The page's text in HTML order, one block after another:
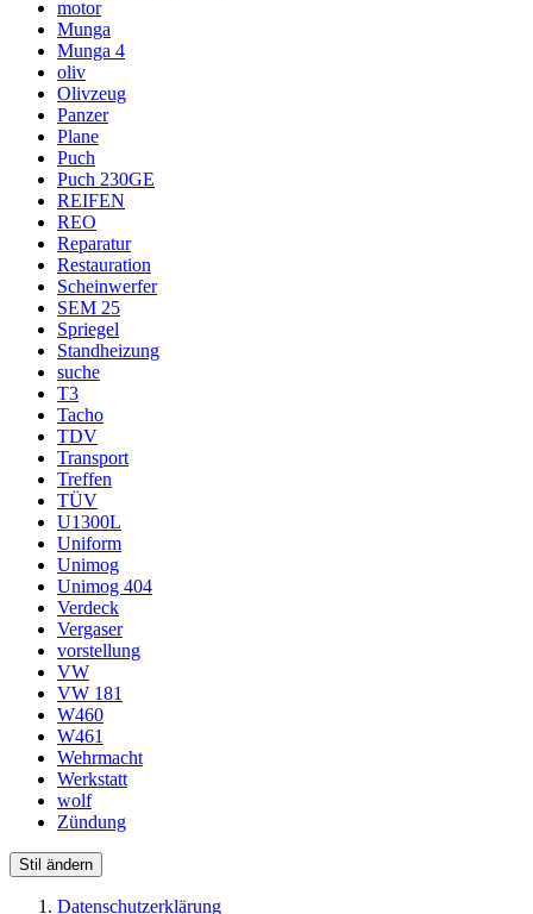
motor
Munga
Munga 4
oliv
Olivzeug
Panzer
Plane
Puch
Puch 230GE
REIFEN
REO
Reparatur
Restauration
Scheinwerfer
SEM 25
Spriegel
Standheizung
suche
T3
Tacho
TDV
Transport
Treffen
TÜV
U1300L
Uniform
Unimog
Unimog 404
Verdeck
Vergaser
vorstellung
VW
VW 181
W460
W461
Wehrmacht
Werkstatt
wolf
Zündung
Stil ändern
Datenschutzerklärung